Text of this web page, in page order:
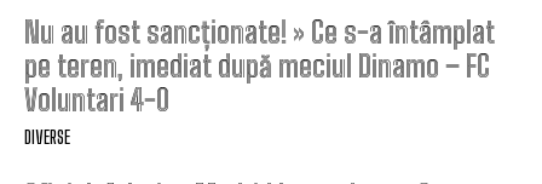
Nu au fost sancționate! » Ce s-a întâmplat
pe teren, imediat după meciul Dinamo – FC
Voluntari 4-0
DIVERSE